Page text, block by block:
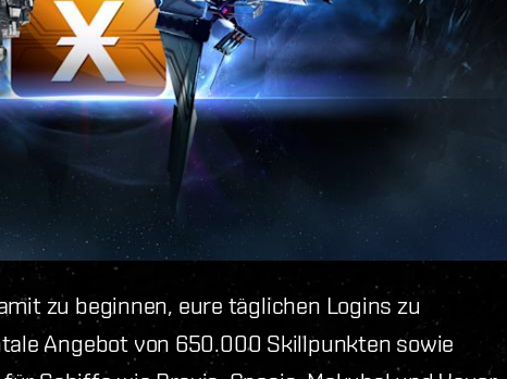
zu beginnen, eure täglichen Logins zu
Angebot von 650.000 Skillpunkten sowie